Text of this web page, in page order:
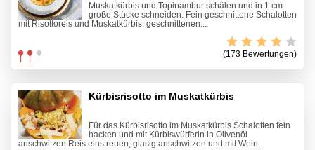
Muskatkürbis und Topinambur schälen und in 1 cm
große Stücke schneiden. Fein geschnittene Schalotten
mit Risottoreis und Muskatkürbis, geschnittenen...
(173 Bewertungen)
Kürbisrisotto im Muskatkürbis
Für das Kürbisrisotto im Muskatkürbis Schalotten fein
hacken und mit Kürbiswürferln in Olivenöl
anschwitzen.Reis einstreuen, glasig anschwitzen und mit Wein...